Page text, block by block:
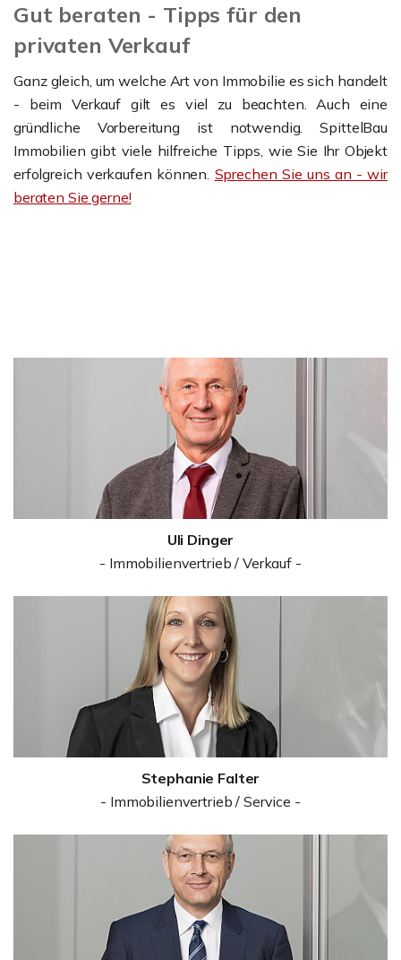
Gut beraten - Tipps für den
privaten Verkauf
Ganz gleich, um welche Art von Immobilie es sich handelt
- beim Verkauf gilt es viel zu beachten. Auch eine
gründliche Vorbereitung ist notwendig. SpittelBau
Immobilien gibt viele hilfreiche Tipps, wie Sie Ihr Objekt
erfolgreich verkaufen können. Sprechen Sie uns an - wir
beraten Sie gerne!
Uli Dinger
- Immobilienvertrieb / Verkauf -
Stephanie Falter
- Immobilienvertrieb / Service -